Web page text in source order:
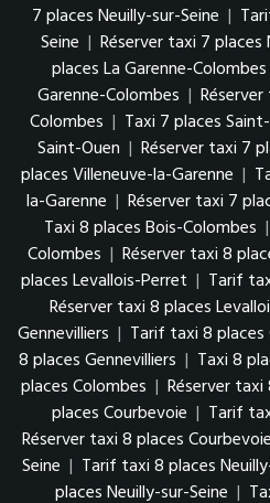
7 places Neuilly-sur-Seine |
Seine | Réserver taxi 7 places
places La Garenne-Colombes
Garenne-Colombes |
Colombes | Taxi 7 places
Saint-Ouen | Réserver taxi 7
places Villeneuve-la-Garenne |
la-Garenne | Réserver taxi 7
Taxi 8 places Bois-Colombes |
Colombes | Réserver taxi 8
places Levallois-Perret | Tarif
Réserver taxi 8 places
Gennevilliers | Tarif taxi 8 places
8 places Gennevilliers | Taxi 8
places Colombes | Réserver
places Courbevoie | Tarif
Réserver taxi 8 places Courbevoie
Seine | Tarif taxi 8 places
places Neuilly-sur-Seine |